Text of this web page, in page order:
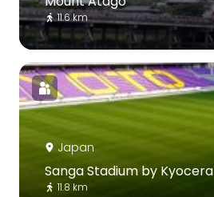
11.6 km
Japan
Sanga Stadium by Kyocera
11.8 km